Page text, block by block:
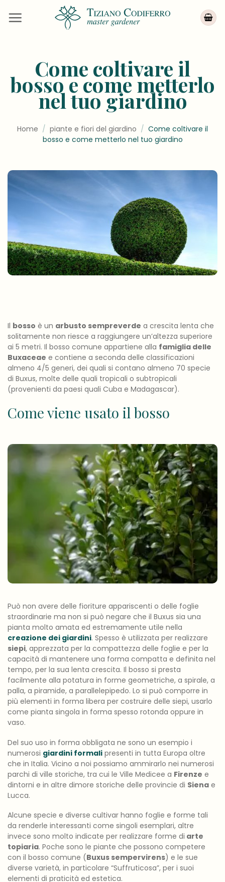
Come coltivare il
bosso e come metterlo
nel tuo giardino
Home / piante e fiori del giardino / Come coltivare il
bosso e come metterlo nel tuo giardino
Il bosso è un arbusto sempreverde a crescita lenta che
solitamente non riesce a raggiungere un’altezza superiore
ai 5 metri. Il bosso comune appartiene alla famiglia delle
Buxaceae e contiene a seconda delle classificazioni
almeno 4/5 generi, dei quali si contano almeno 70 specie
di Buxus, molte delle quali tropicali o subtropicali
(provenienti da paesi quali Cuba e Madagascar).
Come viene usato il bosso
Può non avere delle fioriture appariscenti o delle foglie
straordinarie ma non si può negare che il Buxus sia una
pianta molto amata ed estremamente utile nella
creazione dei giardini. Spesso è utilizzata per realizzare
siepi, apprezzata per la compattezza delle foglie e per la
capacità di mantenere una forma compatta e definita nel
tempo, per la sua lenta crescita. Il bosso si presta
facilmente alla potatura in forme geometriche, a spirale, a
palla, a piramide, a parallelepipedo. Lo si può comporre in
più elementi in forma libera per costruire delle siepi, usarlo
come pianta singola in forma spesso rotonda oppure in
vaso.
Del suo uso in forma obbligata ne sono un esempio i
numerosi giardini formali presenti in tutta Europa oltre
che in Italia. Vicino a noi possiamo ammirarlo nei numerosi
parchi di ville storiche, tra cui le Ville Medicee a Firenze e
dintorni e in altre dimore storiche delle provincie di Siena e
Lucca.
Alcune specie e diverse cultivar hanno foglie e forme tali
da renderle interessanti come singoli esemplari, altre
invece sono molto indicate per realizzare forme di arte
topiaria. Poche sono le piante che possono competere
con il bosso comune (Buxus sempervirens) e le sue
diverse varietà, in particolare “Suffruticosa”, per i suoi
elementi di praticità ed estetica.